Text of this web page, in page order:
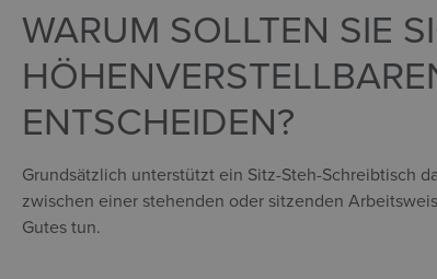
WARUM SOLLTEN SIE
ENTSCHEIDEN?
Grundsätzlich unterstützt ein Sitz-Steh-Schreibtisch
zwischen einer stehenden oder sitzenden
Gutes tun.